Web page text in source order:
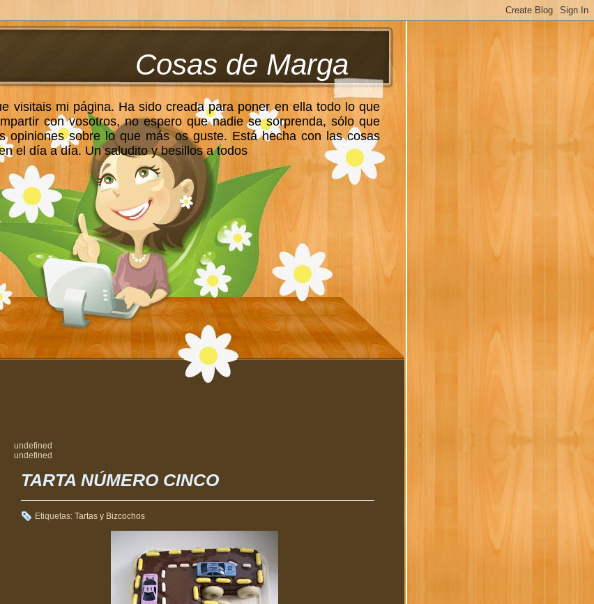
Cosas de Marga
visitais mi página. Ha sido creada para poner en ella todo lo que
con vosotros, no espero que nadie se sorprenda, sólo que
opiniones sobre lo que más os guste. Está hecha con las cosas
el día a día. Un saludito y besillos a todos
undefined
undefined
TARTA NÚMERO CINCO
Etiquetas: Tartas y Bizcochos